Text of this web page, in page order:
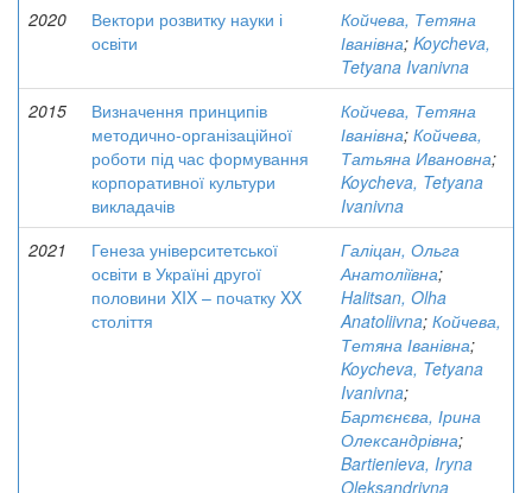
2020
Вектори розвитку науки і
освіти
Койчева, Тетяна
Іванівна; Koycheva,
Tetyana Ivanivna
2015
Визначення принципів
методично-організаційної
роботи під час формування
корпоративної культури
викладачів
Койчева, Тетяна
Іванівна; Койчева,
Татьяна Ивановна;
Koycheva, Tetyana
Ivanivna
2021
Генеза університетської
освіти в Україні другої
половини XIX – початку XX
століття
Галіцан, Ольга
Анатоліївна;
Halitsan, Olha
Anatoliivna; Койчева,
Тетяна Іванівна;
Koycheva, Tetyana
Ivanivna;
Бартєнєва, Ірина
Олександрівна;
Bartienieva, Iryna
Oleksandrivna